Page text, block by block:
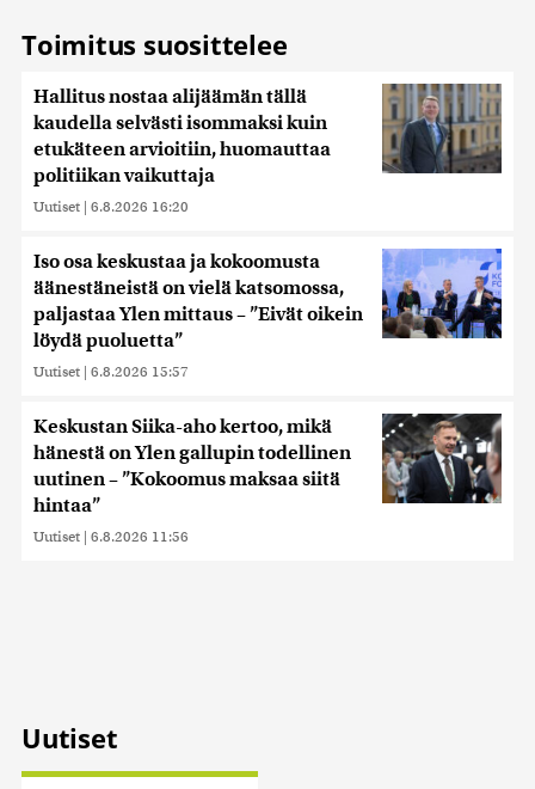
Toimitus suosittelee
Hallitus nostaa alijäämän tällä
kaudella selvästi isommaksi kuin
etukäteen arvioitiin, huomauttaa
politiikan vaikuttaja
Uutiset | 6.8.2026 16:20
Iso osa keskustaa ja kokoomusta
äänestäneistä on vielä katsomossa,
paljastaa Ylen mittaus – ”Eivät oikein
löydä puoluetta”
Uutiset | 6.8.2026 15:57
Keskustan Siika-aho kertoo, mikä
hänestä on Ylen gallupin todellinen
uutinen – ”Kokoomus maksaa siitä
hintaa”
Uutiset | 6.8.2026 11:56
Uutiset